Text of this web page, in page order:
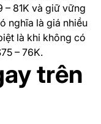
81K và giữ vững
nghĩa là giá nhiều
là khi không có
– 76K.
trên